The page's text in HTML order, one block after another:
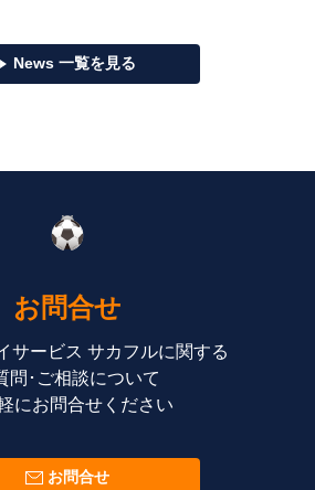
News 一覧を見る
お問合せ
サービス サカフルに関する
問･ご相談について
にお問合せください
お問合せ